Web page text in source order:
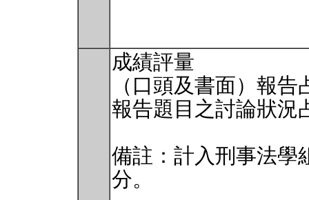
成績評量
（口頭及書面）報
報告題目之討論狀況
備註：計入刑事法學
分。